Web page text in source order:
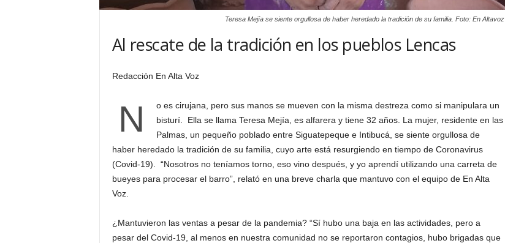
Teresa Mejía se siente orgullosa de haber heredado la tradición de su familia. Foto: En Altavoz
Al rescate de la tradición en los pueblos Lencas
Redacción En Alta Voz
N
o es cirujana, pero sus manos se mueven con la misma destreza como si manipulara un
bisturí. Ella se llama Teresa Mejía, es alfarera y tiene 32 años. La mujer, residente en las
Palmas, un pequeño poblado entre Siguatepeque e Intibucá, se siente orgullosa de
haber heredado la tradición de su familia, cuyo arte está resurgiendo en tiempo de Coronavirus
(Covid-19). “Nosotros no teníamos torno, eso vino después, y yo aprendí utilizando una carreta de
bueyes para procesar el barro”, relató en una breve charla que mantuvo con el equipo de En Alta
Voz.
¿Mantuvieron las ventas a pesar de la pandemia? “Sí hubo una baja en las actividades, pero a
pesar del Covid-19, al menos en nuestra comunidad no se reportaron contagios, hubo brigadas que